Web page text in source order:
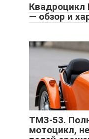
Квадроцикл
— обзор и
ТМЗ-53.
мотоцикл,